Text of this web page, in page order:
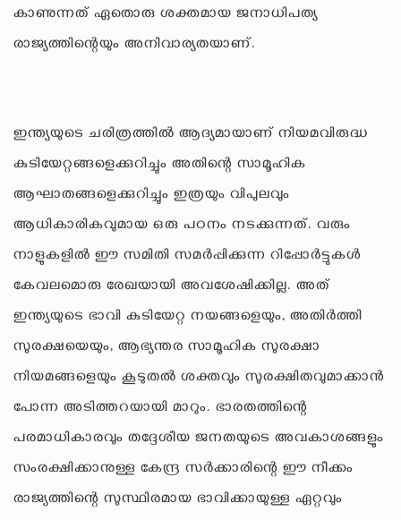
കാണുന്നത് ഏതൊരു ശക്തമായ ജനാധിപത്യ
രാജ്യത്തിന്റെയും അനിവാര്യതയാണ്.
ഇന്ത്യയുടെ ചരിത്രത്തിൽ ആദ്യമായാണ് നിയമവിരുദ്ധ
കുടിയേറ്റങ്ങളെക്കുറിച്ചും അതിന്റെ സാമൂഹിക
ആഘാതങ്ങളെക്കുറിച്ചും ഇത്രയും വിപുലവും
ആധികാരികവുമായ ഒരു പഠനം നടക്കുന്നത്. വരും
നാളുകളിൽ ഈ സമിതി സമർപ്പിക്കുന്ന റിപ്പോർട്ടുകൾ
കേവലമൊരു രേഖയായി അവശേഷിക്കില്ല. അത്
ഇന്ത്യയുടെ ഭാവി കുടിയേറ്റ നയങ്ങളെയും, അതിർത്തി
സുരക്ഷയെയും, ആഭ്യന്തര സാമൂഹിക സുരക്ഷാ
നിയമങ്ങളെയും കൂടുതൽ ശക്തവും സുരക്ഷിതവുമാക്കാൻ
പോന്ന അടിത്തറയായി മാറും. ഭാരതത്തിന്റെ
പരമാധികാരവും തദ്ദേശീയ ജനതയുടെ അവകാശങ്ങളും
സംരക്ഷിക്കാനുള്ള കേന്ദ്ര സർക്കാരിന്റെ ഈ നീക്കം
രാജ്യത്തിന്റെ സുസ്ഥിരമായ ഭാവിക്കായുള്ള ഏറ്റവും